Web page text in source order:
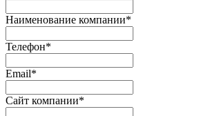
Наименование компании*
Телефон*
Email*
Сайт компании*